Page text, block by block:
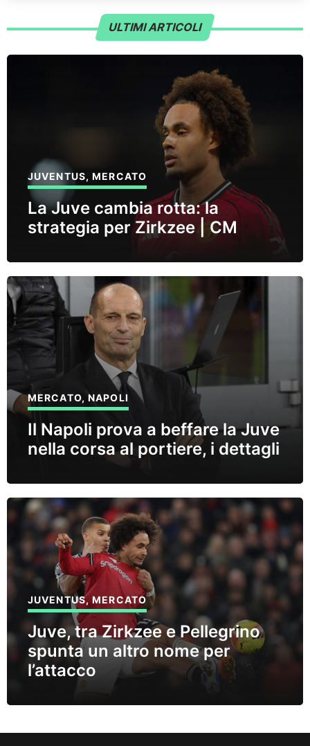
ULTIMI ARTICOLI
JUVENTUS,MERCATO
La Juve cambia rotta: la
strategia per Zirkzee | CM
MERCATO, NAPOLI
Il Napoli prova a beffare la Juve
nella corsa al portiere, i dettagli
JUVENTUS,MERCATO
Juve, tra Zirkzee e Pellegrino
spunta un altro nome per
l’attacco